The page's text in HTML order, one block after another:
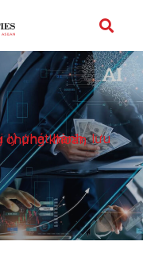
chứng khoán